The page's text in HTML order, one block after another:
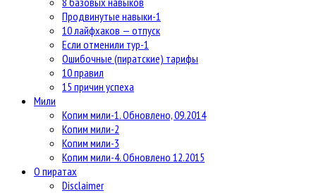
Продвинутые навыки-1
10 лайфхаков — отпуск
Если отменили тур-1
Ошибочные (пиратские) тарифы
10 правил
15 причин успеха
Мили
Копим мили-1. Обновлено, 09.2014
Копим мили-2
Копим мили-3
Копим мили-4. Обновлено 12.2015
О пиратах
Disclaimer